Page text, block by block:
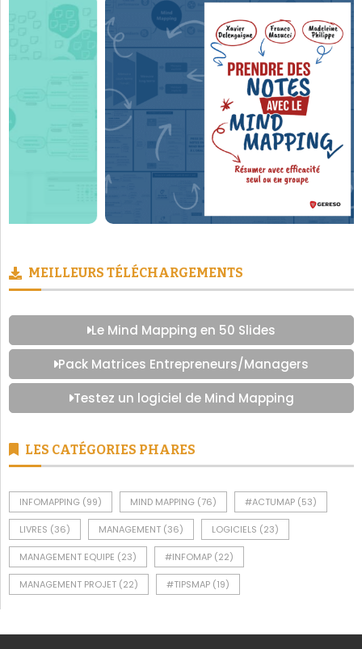
MEILLEURS TÉLÉCHARGEMENTS
Le Mind Mapping en 50 Slides
Pack Matrices Entrepreneurs/Managers
Testez un logiciel de Mind Mapping
LES CATÉGORIES PHARES
INFOMAPPING (99) MIND MAPPING (76) #ACTUMAP (53)
LIVRES (36) MANAGEMENT (36) LOGICIELS (23)
MANAGEMENT EQUIPE (23) #INFOMAP (22)
MANAGEMENT PROJET (22) #TIPSMAP (19)